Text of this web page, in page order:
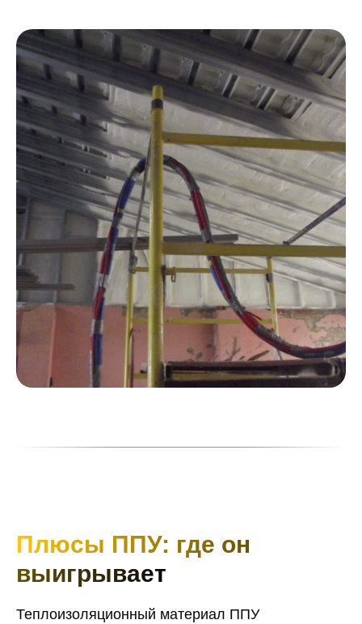
Плюсы ППУ: где он
выигрывает
Теплоизоляционный материал ППУ